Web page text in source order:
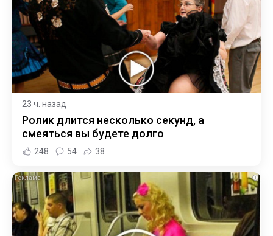
23 ч. назад
Ролик длится несколько секунд, а
смеяться вы будете долго
248 54 38
i